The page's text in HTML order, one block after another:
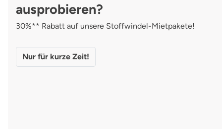
ausprobieren?
30%** Rabatt auf unsere Stoffwindel-Mietpakete!
Nur für kurze Zeit!